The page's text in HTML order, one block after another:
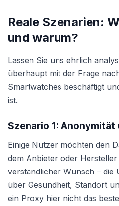
Reale Szenarien:
und warum?
Lassen Sie uns ehrlich
überhaupt mit der Frage
Smartwatches beschäftigt
ist.
Szenario 1:
Einige Nutzer möchten den
dem Anbieter oder
verständlicher Wunsch – die
über Gesundheit, Standort
ein Proxy hier nicht das